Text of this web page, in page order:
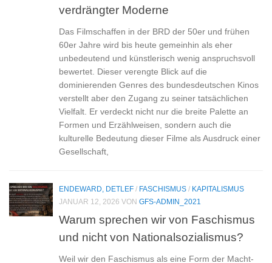
verdrängter Moderne
Das Filmschaffen in der BRD der 50er und frühen
60er Jahre wird bis heute gemeinhin als eher
unbedeutend und künstlerisch wenig anspruchsvoll
bewertet. Dieser verengte Blick auf die
dominierenden Genres des bundesdeutschen Kinos
verstellt aber den Zugang zu seiner tatsächlichen
Vielfalt. Er verdeckt nicht nur die breite Palette an
Formen und Erzählweisen, sondern auch die
kulturelle Bedeutung dieser Filme als Ausdruck einer
Gesellschaft,
ENDEWARD, DETLEF / FASCHISMUS / KAPITALISMUS
JANUAR 12, 2026 VON GFS-ADMIN_2021
Warum sprechen wir von Faschismus
und nicht von Nationalsozialismus?
Weil wir den Faschismus als eine Form der Macht-